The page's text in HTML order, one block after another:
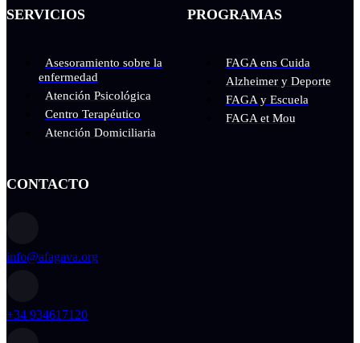
SERVICIOS
Asesoramiento sobre la
enfermedad
Atención Psicológica
Centro Terapéutico
Atención Domiciliaria
PROGRAMAS
FAGA ens Cuida
Alzheimer y Deporte
FAGA y Escuela
FAGA et Mou
CONTACTO
info@afagava.org
+34 934617120